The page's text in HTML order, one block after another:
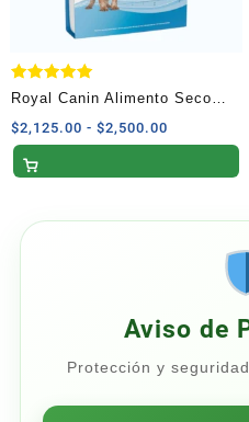
Valorado
con
5.00
de 5
Royal Canin Alimento Seco
para Cachorros de Raza
Mediana 13.6 kg
$2,125.00 - $2,500.00
de
$2,125.00
$2,500.00
Aviso de
Protección y